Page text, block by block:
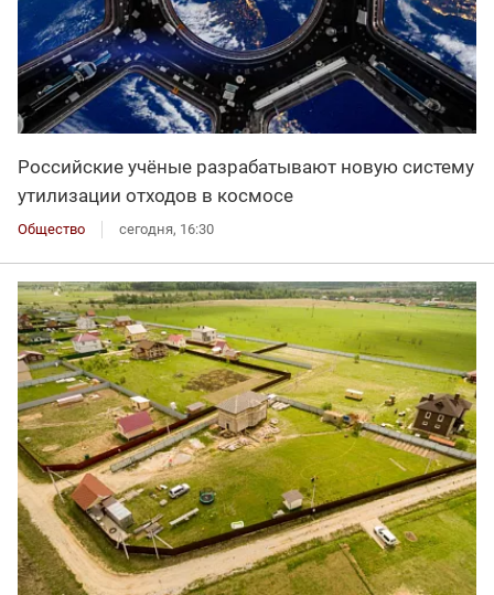
Российские учёные разрабатывают новую систему
утилизации отходов в космосе
Общество сегодня, 16:30